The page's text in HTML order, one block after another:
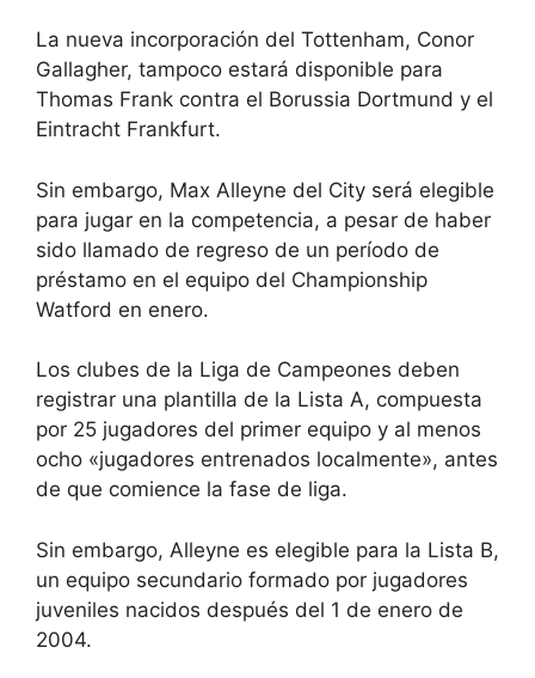
La nueva incorporación del Tottenham, Conor
Gallagher, tampoco estará disponible para
Thomas Frank contra el Borussia Dortmund y el
Eintracht Frankfurt.
Sin embargo, Max Alleyne del City será elegible
para jugar en la competencia, a pesar de haber
sido llamado de regreso de un período de
préstamo en el equipo del Championship
Watford en enero.
Los clubes de la Liga de Campeones deben
registrar una plantilla de la Lista A, compuesta
por 25 jugadores del primer equipo y al menos
ocho «jugadores entrenados localmente», antes
de que comience la fase de liga.
Sin embargo, Alleyne es elegible para la Lista B,
un equipo secundario formado por jugadores
juveniles nacidos después del 1 de enero de
2004.